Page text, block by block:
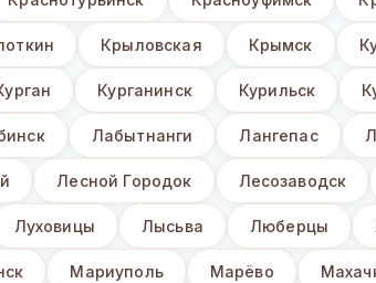
Крыловская Крымск
Курганинск Курильск
Лабытнанги Лангепас
Лесной Городок Лесозаводск
Луховицы Лысьва Люберцы
Мариуполь Марёво